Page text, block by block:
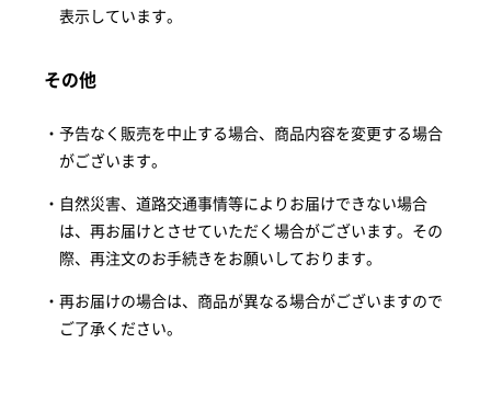
表示しています。
その他
予告なく販売を中止する場合、商品内容を変更する場合
がございます。
自然災害、道路交通事情等によりお届けできない場合
は、再お届けとさせていただく場合がございます。その
際、再注文のお手続きをお願いしております。
再お届けの場合は、商品が異なる場合がございますので
ご了承ください。